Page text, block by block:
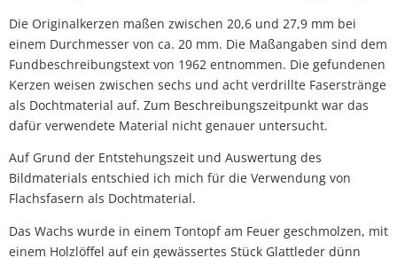
Die Originalkerzen maßen zwischen 20,6 und 27,9 mm bei
einem Durchmesser von ca. 20 mm. Die Maßangaben sind dem
Fundbeschreibungstext von 1962 entnommen. Die gefundenen
Kerzen weisen zwischen sechs und acht verdrillte Faserstränge
als Dochtmaterial auf. Zum Beschreibungszeitpunkt war das
dafür verwendete Material nicht genauer untersucht.
Auf Grund der Entstehungszeit und Auswertung des
Bildmaterials entschied ich mich für die Verwendung von
Flachsfasern als Dochtmaterial.
Das Wachs wurde in einem Tontopf am Feuer geschmolzen, mit
einem Holzlöffel auf ein gewässertes Stück Glattleder dünn